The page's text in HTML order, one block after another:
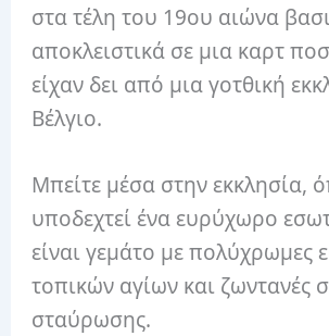
στα τέλη του 19ου αιώνα
αποκλειστικά σε μια καρτ
είχαν δει από μια γοτθική
Βέλγιο.
Μπείτε μέσα στην εκκλησία,
υποδεχτεί ένα ευρύχωρο
είναι γεμάτο με πολύχρωμες
τοπικών αγίων και ζωντανές
σταύρωσης.